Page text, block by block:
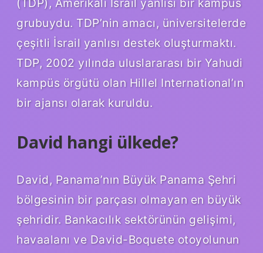
(TDP), Amerikalı İsrail yanlısı bir kampüs
grubuydu. TDP’nin amacı, üniversitelerde
çeşitli İsrail yanlısı destek oluşturmaktı.
TDP, 2002 yılında uluslararası bir Yahudi
kampüs örgütü olan Hillel International’ın
bir ajansı olarak kuruldu.
David hangi ülkede?
David, Panama’nın Büyük Panama Şehri
bölgesinin bir parçası olmayan en büyük
şehridir. Bankacılık sektörünün gelişimi,
havaalanı ve David-Boquete otoyolunun